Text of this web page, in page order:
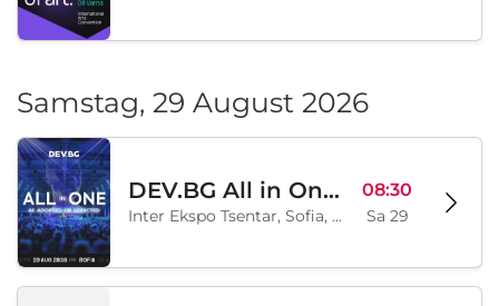
Samstag, 29 August 2026
DEV.BG All in One 2026
Inter Ekspo Tsentar, Sofia, BG
08:30
Sa 29